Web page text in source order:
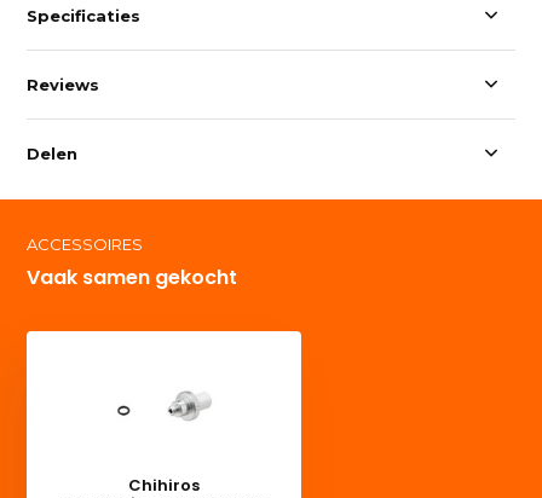
Specificaties
Reviews
Delen
ACCESSOIRES
Vaak samen gekocht
Chihiros